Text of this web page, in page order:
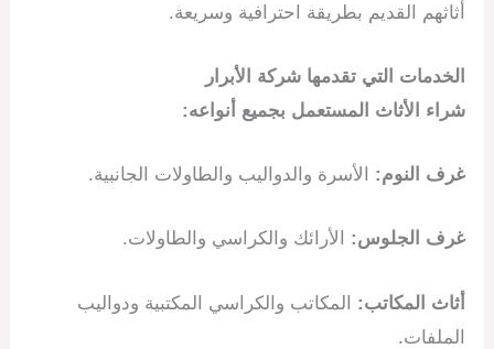
أثاثهم القديم بطريقة احترافية وسريعة.
الخدمات التي تقدمها شركة الأبرار
شراء الأثاث المستعمل بجميع أنواعه:
غرف النوم: الأسرة والدواليب والطاولات الجانبية.
غرف الجلوس: الأرائك والكراسي والطاولات.
أثاث المكاتب: المكاتب والكراسي المكتبية ودواليب
الملفات.